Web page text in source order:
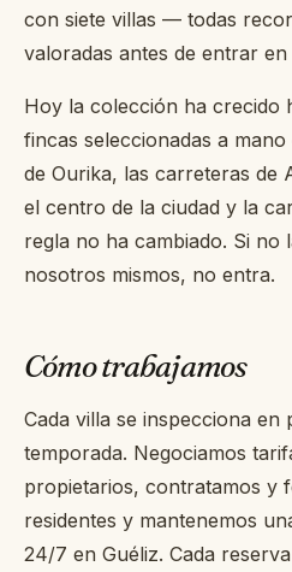
EUROPA +44 7458 148 227
ÁFRICA +212 696 991 527
£ GBP
con siete villas — todas
valoradas antes de entrar
Hoy la colección ha crecido
fincas seleccionadas a
de Ourika, las carreteras de
el centro de la ciudad y la
regla no ha cambiado. Si no
nosotros mismos, no entra.
Cómo trabajamos
Cada villa se inspecciona en
temporada. Negociamos
propietarios, contratamos y
residentes y mantenemos
24/7 en Guéliz. Cada